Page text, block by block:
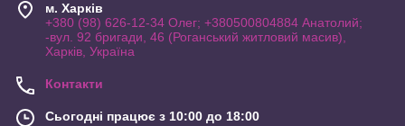
м. Харків
+380 (98) 626-12-34 Олег; +380500804884 Анатолий;
-вул. 92 бригади, 46 (Роганський житловий масив),
Харків, Україна
Контакти
Сьогодні працює з 10:00 до 18:00